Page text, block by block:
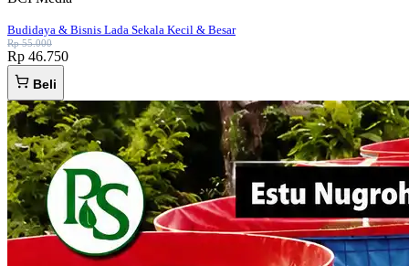
Budidaya & Bisnis Lada Sekala Kecil & Besar
Rp 55.000
Rp 46.750
Beli